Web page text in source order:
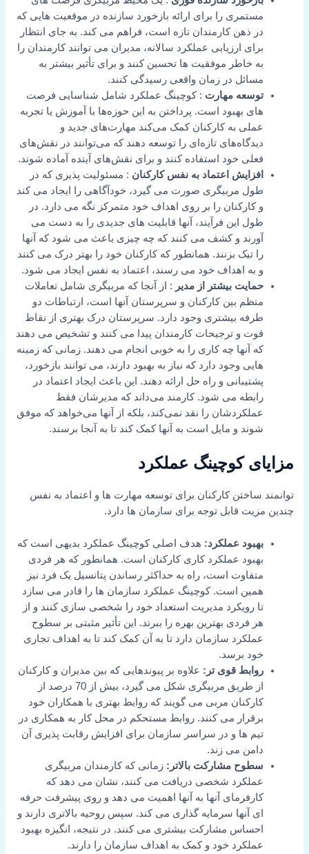
مستمری را برای ارائه بازخورد سازنده در موقعیت هایی که
در ذهن کارمندان تازه است، فراهم می کند. به جای انتظار
برای ارزیابی عملکرد سالانه، مدیران می توانند کارمندان را
به خاطر موفقیت ها تحسین کنند و برای تأثیر بیشتر به
مسائل در زمان واقعی رسیدگی کنند.
توسعه مهارت : کوچینگ عملکرد شامل شناسایی فرصت
های بهبود است. پرداختن به این حوزه‌ها با آموزش یا تجربه
عملی به کارکنان کمک می‌کند مهارت‌های جدید و
دیدگاه‌های تازه‌ای را توسعه دهند که می‌توانند در نقش‌های
فعلی خود استفاده کنند و برای نقش‌های آینده آماده شوند.
افزایش اعتماد به نفس کارکنان : مسئولیت پذیری که در
طول مربیگری صورت می گیرد، خودآگاهی را ایجاد می کند
و کارکنان را بر روی اهداف خود متمرکز نگه می دارد. در
طول این فرآیند، آنها قابلیت های جدیدی را به دست می
آورند و کشف می کنند که چه چیزی باعث می شود که آنها
را تیک بزنند. همانطور که کارکنان خود را بهتر درک می کنند
و به اهداف خود می رسند، اعتماد به نفس ایجاد می شود.
حمایت بیشتر از مدیر : از آنجا که مربیگری شامل تعاملات
منظم بین کارکنان و سرپرستان آنها است، ارتباطات دو
طرفه بیشتری وجود دارد. سرپرستان درک بهتری از نقاط
قوت و ترجیحات کارمندان پیدا می کنند و تشخیص می دهند
که آنها چه کاری را به خوبی انجام می دهند. زمانی که زمینه
هایی وجود دارد که نیاز به بهبود دارند، می توانند بازخورد،
پشتیبانی و راه حل ارائه دهند. این باعث ایجاد اعتماد در
رابطه می شود. کارمند می‌داند که مدیرشان فقط
عملکردشان را نقد نمی‌کند، بلکه از آنها می‌خواهد که موفق
شوند و مایل است به آنها کمک کند تا به آنجا برسند.
مزایای کوچینگ عملکرد
توانمند ساختن کارکنان برای توسعه مهارت ها و اعتماد به نفس
چندین مزیت قابل توجه برای سازمان ها دارد.
بهبود عملکرد: هدف اصلی کوچینگ عملکرد بدیهی است که
بهبود عملکرد کاری کارکنان است. همانطور که هر فردی
متفاوت است، راه به حداکثر رساندن پتانسیل یک فرد نیز
همین است. کوچینگ عملکرد سازمان ها را قادر می سازد
تا رویکرد مدیریت استعداد خود را شخصی سازی کنند و از
هر فردی بهترین بهره را ببرند. این تأثیر مثبتی بر سطوح
عملکرد سازمان دارد تا به آن کمک کند تا به اهداف تجاری
خود برسد.
روابط قوی تر: علاوه بر پیوندهایی که بین مدیران و کارکنان
از طریق مربیگری شکل می گیرد، بیش از 70 درصد از
کارکنان مربی می گویند که روابط بهتری با همکاران خود
برقرار می کنند. روابط مستحکم در محل کار به همکاری در
تیم ها و در سراسر سازمان برای افزایش رقابت پذیری آن
دامن می زند.
سطوح مشارکت بالاتر: زمانی که کارمندان مربیگری
عملکرد شخصی دریافت می کنند، نشان می دهد که
کارفرمای آنها به آنها اهمیت می دهد و روی پیشرفت حرفه
ای آنها سرمایه گذاری می کند. سپس روحیه بالاتری دارند و
احساس مشارکت بیشتری می کنند. در نتیجه، انگیزه بهبود
عملکرد خود و کمک به اهداف سازمان را دارند.